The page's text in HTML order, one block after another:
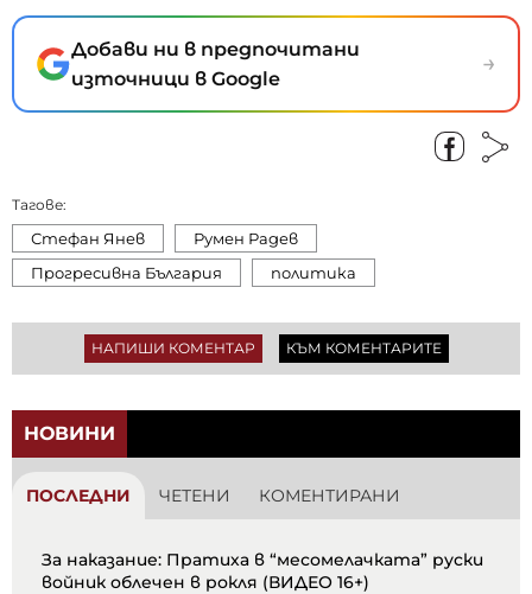
Добави ни в предпочитани
източници в Google
→
Тагове:
Стефан Янев
Румен Радев
Прогресивна България
политика
НАПИШИ КОМЕНТАР КЪМ КОМЕНТАРИТЕ
НОВИНИ
ПОСЛЕДНИ ЧЕТЕНИ КОМЕНТИРАНИ
За наказание: Пратиха в “месомелачката” руски
войник облечен в рокля (ВИДЕО 16+)